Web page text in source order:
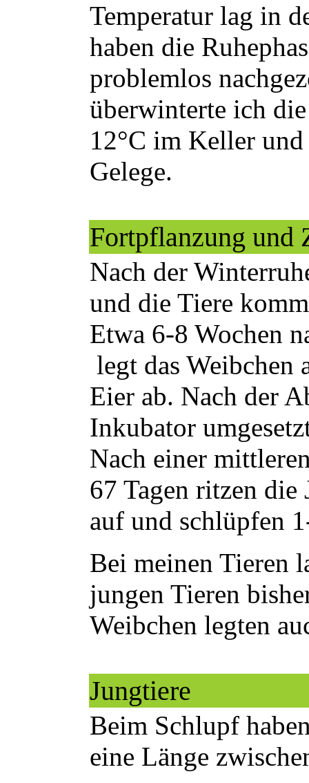
Temperatur lag in
haben die
problemlos
überwinterte ich
12°C im Keller
Gelege.
Fortpflanzung und
Nach der
und die Tiere
Etwa 6-8 Wochen
legt das Weibchen
Eier ab. Nach der
Inkubator
Nach einer
67 Tagen ritzen die
auf und schlüpfen
Bei meinen Tieren
jungen Tieren
Weibchen legten
Jungtiere
Beim Schlupf
eine Länge